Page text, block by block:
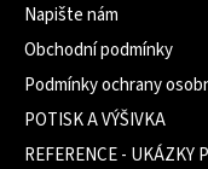
Napište nám
Obchodní podmínky
Podmínky ochrany
POTISK A VÝŠIVKA
REFERENCE - UKÁZKY